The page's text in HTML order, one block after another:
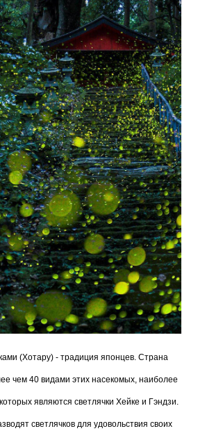
(Хотару) - традиция японцев. Страна
чем 40 видами этих насекомых, наиболее
являются светлячки Хейке и Гэндзи.
светлячков для удовольствия своих